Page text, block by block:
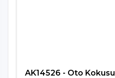
AK14526 - Oto Kokusu